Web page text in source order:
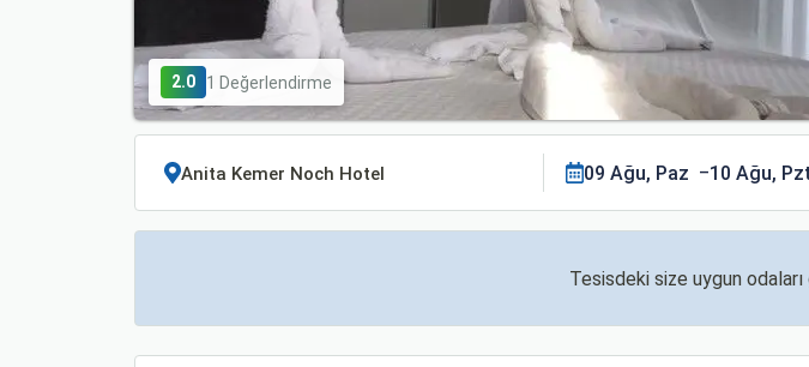
2.0 1 Değerlendirme
09 Ağu, Paz 10 Ağu,
Tesisdeki size uygun